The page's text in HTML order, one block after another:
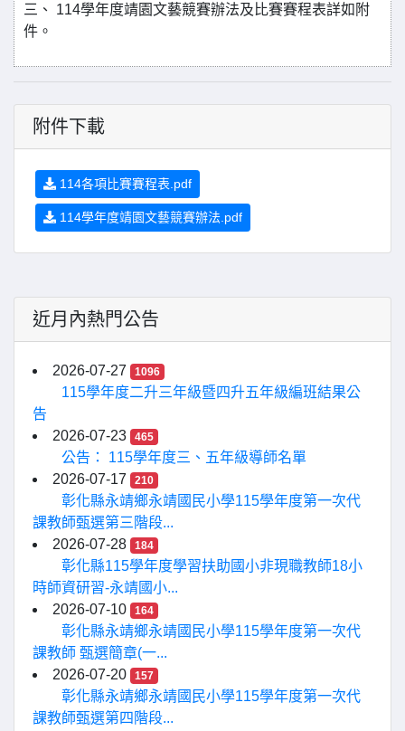
三、 114學年度靖園文藝競賽辦法及比賽賽程表詳如附
件。
附件下載
114各項比賽賽程表.pdf
114學年度靖園文藝競賽辦法.pdf
近月內熱門公告
2026-07-27 1096
115學年度二升三年級暨四升五年級編班結果公
告
2026-07-23
465
公告： 115學年度三、五年級導師名單
2026-07-17
210
彰化縣永靖鄉永靖國民小學115學年度第一次代
課教師甄選第三階段...
2026-07-28
184
彰化縣115學年度學習扶助國小非現職教師18小
時師資研習-永靖國小...
2026-07-10
164
彰化縣永靖鄉永靖國民小學115學年度第一次代
課教師 甄選簡章(一...
2026-07-20
157
彰化縣永靖鄉永靖國民小學115學年度第一次代
課教師甄選第四階段...